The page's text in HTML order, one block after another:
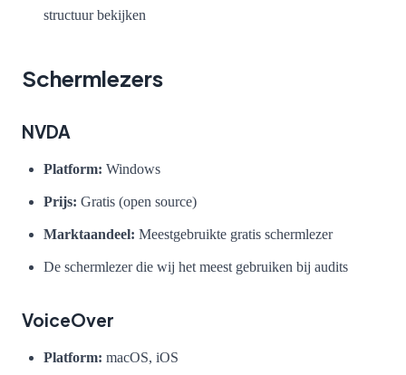
structuur bekijken
Schermlezers
NVDA
Platform: Windows
Prijs: Gratis (open source)
Marktaandeel: Meestgebruikte gratis schermlezer
De schermlezer die wij het meest gebruiken bij audits
VoiceOver
Platform: macOS, iOS